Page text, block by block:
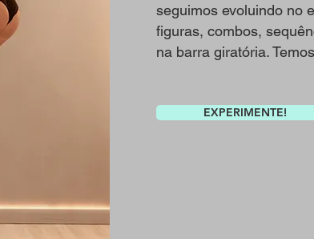
seguimos evoluindo no
figuras, combos,
na barra giratória.
EXPERIMENTE!